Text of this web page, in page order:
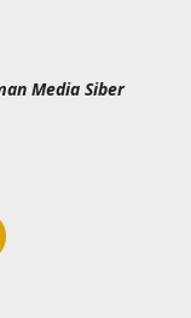
Media Siber